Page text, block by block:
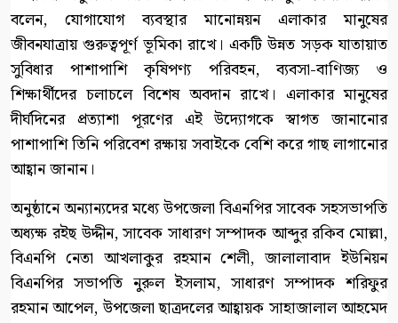
বলেন, যোগাযোগ ব্যবস্থার মানোন্নয়ন এলাকার মানুষের
জীবনযাত্রায় গুরুত্বপূর্ণ ভূমিকা রাখে। একটি উন্নত সড়ক যাতায়াত
সুবিধার পাশাপাশি কৃষিপণ্য পরিবহন, ব্যবসা-বাণিজ্য ও
শিক্ষার্থীদের চলাচলে বিশেষ অবদান রাখে। এলাকার মানুষের
দীর্ঘদিনের প্রত্যাশা পূরণের এই উদ্যোগকে স্বাগত জানানোর
পাশাপাশি তিনি পরিবেশ রক্ষায় সবাইকে বেশি করে গাছ লাগানোর
আহ্বান জানান।
অনুষ্ঠানে অন্যান্যদের মধ্যে উপজেলা বিএনপির সাবেক সহসভাপতি
অধ্যক্ষ রইছ উদ্দীন, সাবেক সাধারণ সম্পাদক আব্দুর রকিব মোল্লা,
বিএনপি নেতা আখলাকুর রহমান শেলী, জালালাবাদ ইউনিয়ন
বিএনপির সভাপতি নুরুল ইসলাম, সাধারণ সম্পাদক শরিফুর
রহমান আপেল, উপজেলা ছাত্রদলের আহ্বায়ক সাহাজালাল আহমেদ